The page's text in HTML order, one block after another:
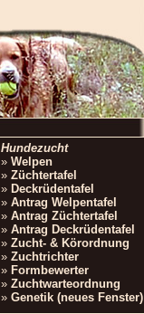
Hundezucht
» Welpen
» Züchtertafel
» Deckrüdentafel
» Antrag Welpentafel
» Antrag Züchtertafel
» Antrag Deckrüdentafel
» Zucht- & Körordnung
» Zuchtrichter
» Formbewerter
» Zuchtwarteordnung
» Genetik (neues Fenster)